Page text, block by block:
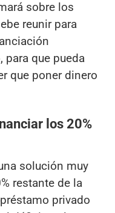
sobre los
reunir para
que pueda
que poner dinero
los 20%
solución muy
restante de la
privado